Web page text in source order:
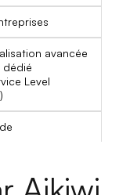
avancée
Level